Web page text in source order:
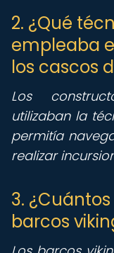
2. ¿Qué
empleaba
los cascos
Los
utilizaban la
permitía
realizar
3.
barcos